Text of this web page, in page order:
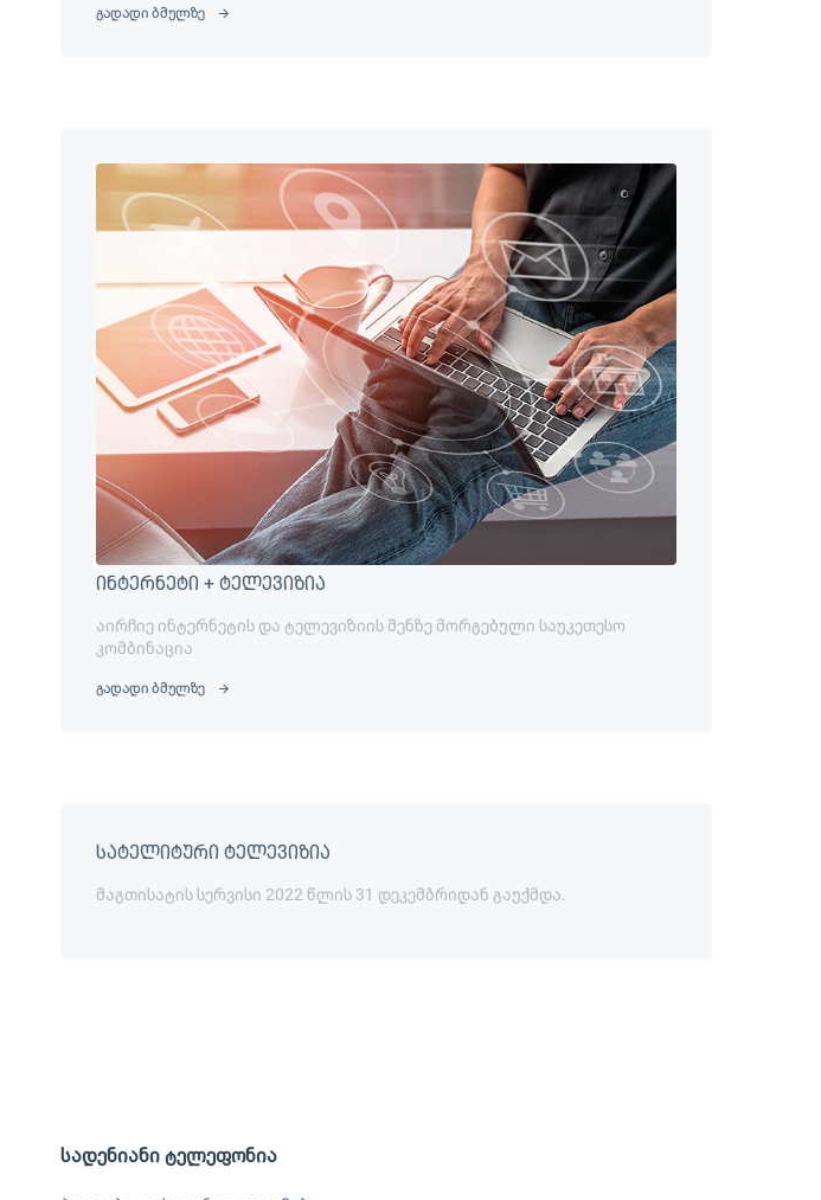
გადადი ბმულზე
ინტერნეტი + ტელევიზია
აირჩიე ინტერნეტის და ტელევიზიის შენზე მორგებული საუკეთესო
კომბინაცია
გადადი ბმულზე
სატელიტური ტელევიზია
მაგთისატის სერვისი 2022 წლის 31 დეკემბრიდან გაუქმდა.
სადენიანი ტელეფონია